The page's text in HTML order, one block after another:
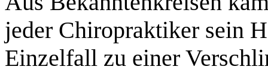
jeder Chiropraktiker sein
Einzelfall zu einer